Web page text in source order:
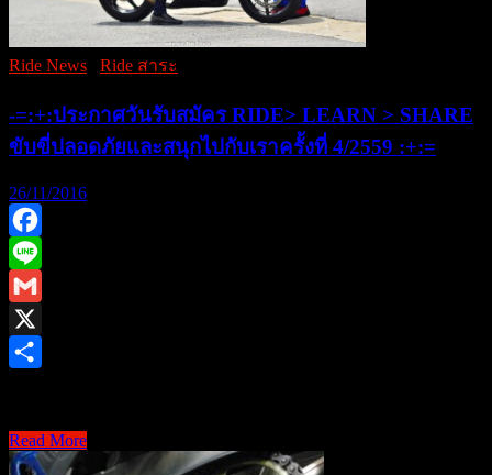
เป็น
Top
Box
หลัง
มอเตอร์ไซค์
Ride News Ride สาระ
-=:+:ประกาศวันรับสมัคร RIDE> LEARN > SHARE
ขับขี่ปลอดภัยและสนุกไปกับเราครั้งที่ 4/2559 :+:=
26/11/2016
Facebook
Line
Gmail
X
-
=:+:ประกาศ
Read More